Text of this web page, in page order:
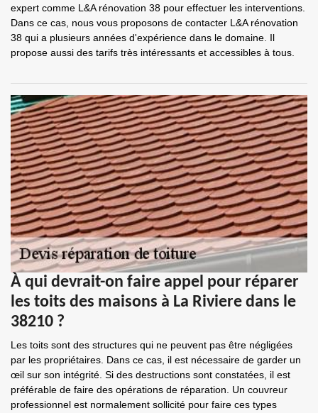
expert comme L&A rénovation 38 pour effectuer les interventions.
Dans ce cas, nous vous proposons de contacter L&A rénovation
38 qui a plusieurs années d'expérience dans le domaine. Il
propose aussi des tarifs très intéressants et accessibles à tous.
À qui devrait-on faire appel pour réparer
les toits des maisons à La Riviere dans le
38210 ?
Les toits sont des structures qui ne peuvent pas être négligées
par les propriétaires. Dans ce cas, il est nécessaire de garder un
œil sur son intégrité. Si des destructions sont constatées, il est
préférable de faire des opérations de réparation. Un couvreur
professionnel est normalement sollicité pour faire ces types